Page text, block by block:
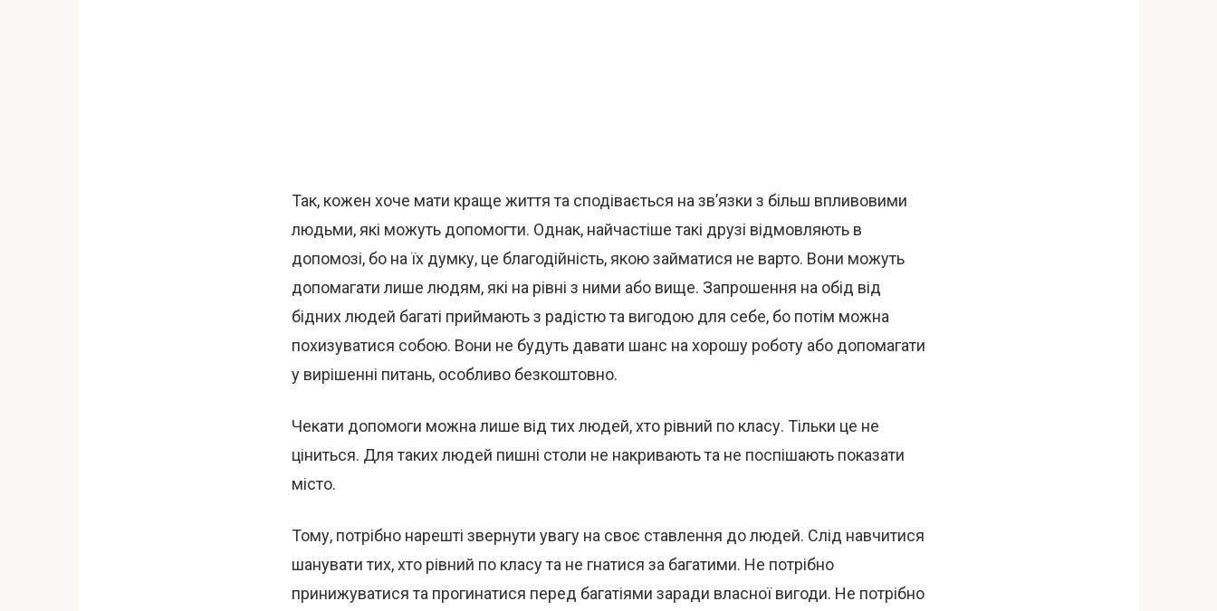
Так, кожен хоче мати краще життя та сподівається на зв’язки з більш впливовими
людьми, які можуть допомогти. Однак, найчастіше такі друзі відмовляють в
допомозі, бо на їх думку, це благодійність, якою займатися не варто. Вони можуть
допомагати лише людям, які на рівні з ними або вище. Запрошення на обід від
бідних людей багаті приймають з радістю та вигодою для себе, бо потім можна
похизуватися собою. Вони не будуть давати шанс на хорошу роботу або допомагати
у вирішенні питань, особливо безкоштовно.
Чекати допомоги можна лише від тих людей, хто рівний по класу. Тільки це не
ціниться. Для таких людей пишні столи не накривають та не поспішають показати
місто.
Тому, потрібно нарешті звернути увагу на своє ставлення до людей. Слід навчитися
шанувати тих, хто рівний по класу та не гнатися за багатими. Не потрібно
принижуватися та прогинатися перед багатіями заради власної вигоди. Не потрібно